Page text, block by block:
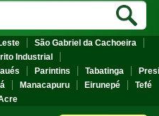
São Gabriel da Cachoeira
Industrial
Parintins Tabatinga
Manacapuru Eirunepé
Tefé